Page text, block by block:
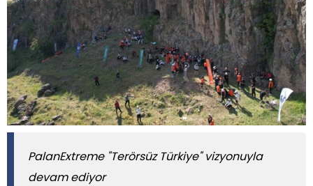
PalanExtreme "Terörsüz Türkiye" vizyonuyla
devam ediyor